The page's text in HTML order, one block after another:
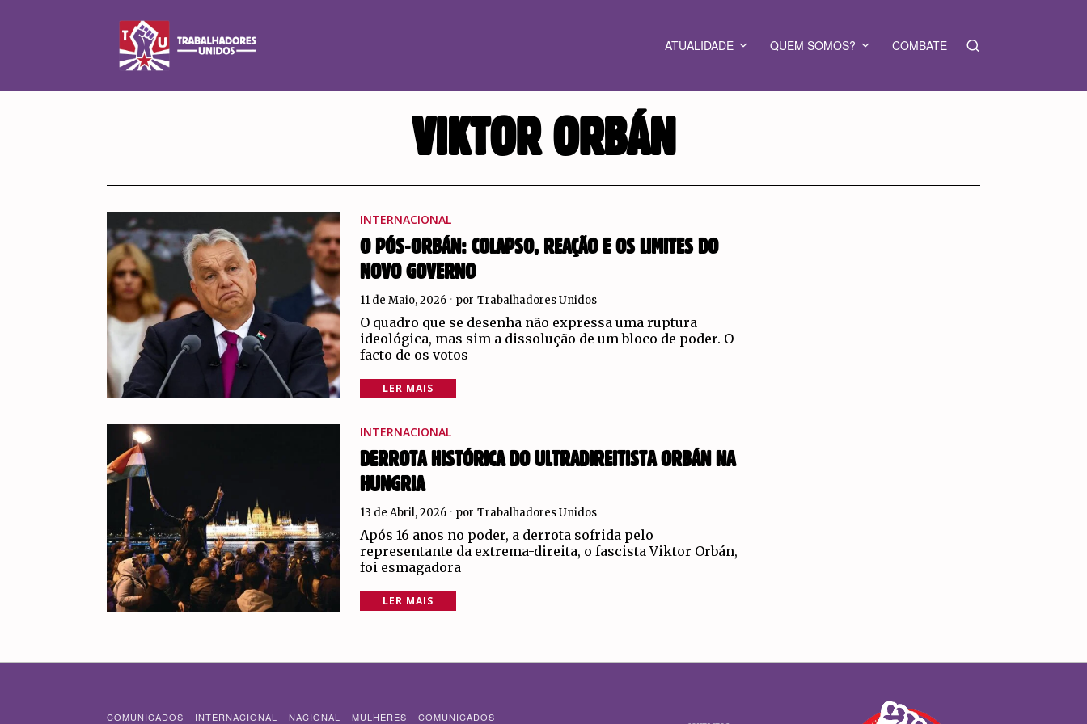
ATUALIDADE QUEM SOMOS? COMBATE
VIKTOR ORBÁN
INTERNACIONAL
O PÓS-ORBÁN: COLAPSO, REAÇÃO E OS LIMITES DO
NOVO GOVERNO
11 de Maio, 2026 por Trabalhadores Unidos
O quadro que se desenha não expressa uma ruptura
ideológica, mas sim a dissolução de um bloco de poder. O
facto de os votos
LER MAIS
INTERNACIONAL
DERROTA HISTÓRICA DO ULTRADIREITISTA ORBÁN NA
HUNGRIA
13 de Abril, 2026 por Trabalhadores Unidos
Após 16 anos no poder, a derrota sofrida pelo
representante da extrema-direita, o fascista Viktor Orbán,
foi esmagadora
LER MAIS
COMUNICADOS INTERNACIONAL NACIONAL MULHERES
COMUNICADOS